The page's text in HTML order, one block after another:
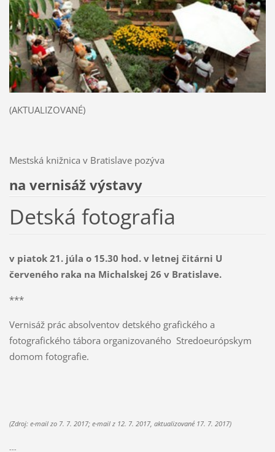
(AKTUALIZOVANÉ)
Mestská knižnica v Bratislave pozýva
na vernisáž výstavy
Detská fotografia
v piatok 21. júla o 15.30 hod. v letnej čitárni U
červeného raka na Michalskej 26 v Bratislave.
***
Vernisáž prác absolventov detského grafického a
fotografického tábora organizovaného Stredoeurópskym
domom fotografie.
(Zdroj: e-mail zo 7. 7. 2017; e-mail z 12. 7. 2017, aktualizované 17. 7. 2017)
---